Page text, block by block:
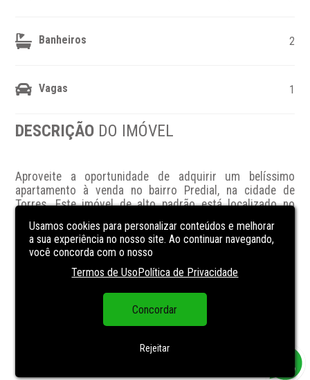
Banheiros 2
Vagas 1
DESCRIÇÃO DO IMÓVEL
Aproveite a oportunidade de adquirir um belíssimo
apartamento à venda no bairro Predial, na cidade de
Torres. Este imóvel de alto padrão está localizado no
Com 2 dormitórios, sendo 1 suíte, e 2 banheiros, este
apartamento oferece todo o conforto e comodidade que
você procura. Além disso, o condomínio conta com uma
piscina para os momentos de lazer e relaxamento. Com 1
um lugar tão especial, entre em contato com a imobiliária
Cristiano Freitas e agende uma visita!
Usamos cookies para personalizar conteúdos e melhorar
a sua experiência no nosso site. Ao continuar navegando,
você concorda com o nosso
Termos de UsoPolítica de Privacidade
Concordar
Rejeitar